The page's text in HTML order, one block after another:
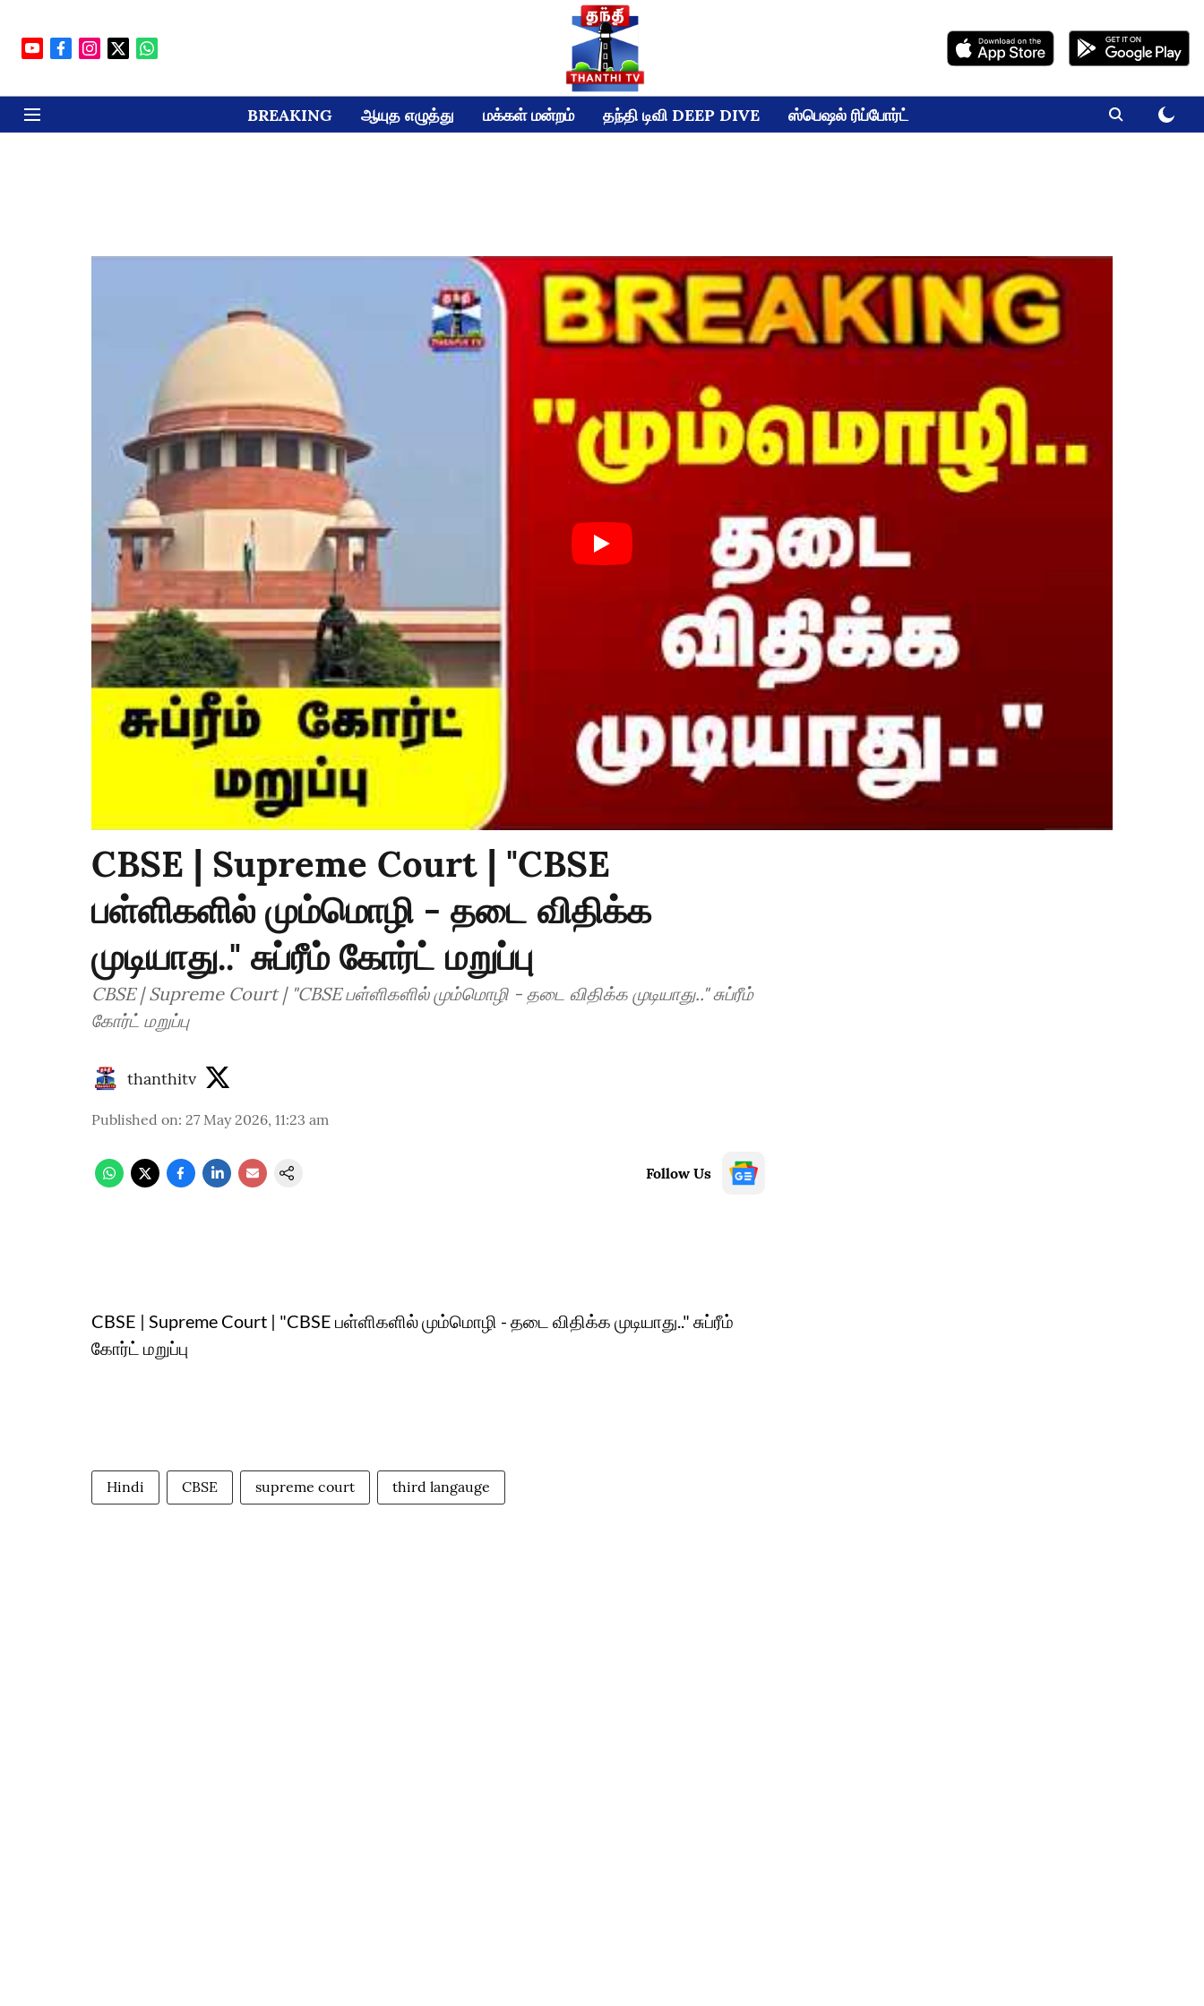
BREAKING ஆயுத எழுத்து மக்கள் மன்றம் தந்தி டிவி DEEP DIVE ஸ்பெஷல் ரிப்போர்ட்
CBSE | Supreme Court | "CBSE
பள்ளிகளில் மும்மொழி - தடை விதிக்க
முடியாது.." சுப்ரீம் கோர்ட் மறுப்பு
CBSE | Supreme Court | "CBSE பள்ளிகளில் மும்மொழி - தடை விதிக்க முடியாது.." சுப்ரீம்
கோர்ட் மறுப்பு
thanthitv
Published on: 27 May 2026, 11:23 am
Follow Us
CBSE | Supreme Court | "CBSE பள்ளிகளில் மும்மொழி - தடை விதிக்க முடியாது.." சுப்ரீம்
கோர்ட் மறுப்பு
Hindi CBSE supreme court third langauge